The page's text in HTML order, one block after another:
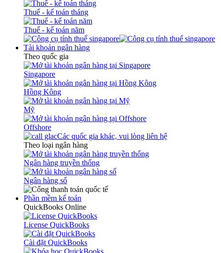
Thuế - kế toán tháng
Thuế - kế toán năm
Tài khoản ngân hàng
Theo quốc gia
Singapore
Hồng Kông
Mỹ
Offshore
Các quốc gia khác, vui lòng liên hệ
Theo loại ngân hàng
Ngân hàng truyền thống
Ngân hàng số
Phần mềm kế toán
QuickBooks Online
License QuickBooks
Cài đặt QuickBooks